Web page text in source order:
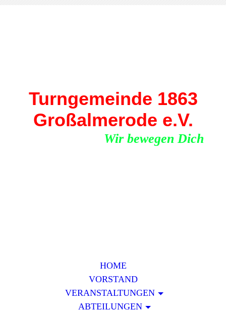
Turngemeinde 1863
Großalmerode e.V.
Wir bewegen Dich
HOME
VORSTAND
VERAN­STALTUNGEN
ABTEILUNGEN